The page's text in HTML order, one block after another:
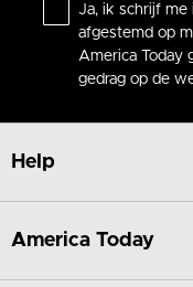
Ja, ik schrijf
afgestemd op
America Today
gedrag op de
Help
America Today